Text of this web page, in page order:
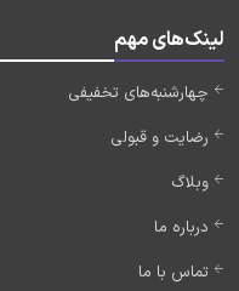
لینک‌های مهم
چهارشنبه‌های تخفیفی
رضایت و قبولی
وبلاگ
درباره ما
تماس با ما